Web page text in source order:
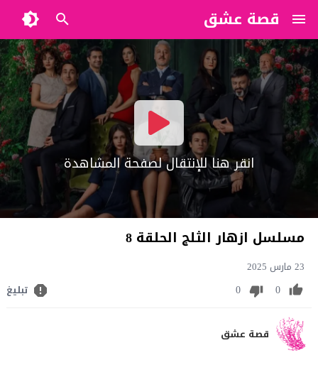
قصة عشق
?>
انقر هنا للإنتقال لصفحة المشاهدة
مسلسل ازهار الثلج الحلقة 8
23 مارس 2025
0
0 تبليغ
قصة عشق